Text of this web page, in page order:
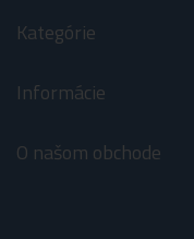
Kategórie
Informácie
O našom obchode